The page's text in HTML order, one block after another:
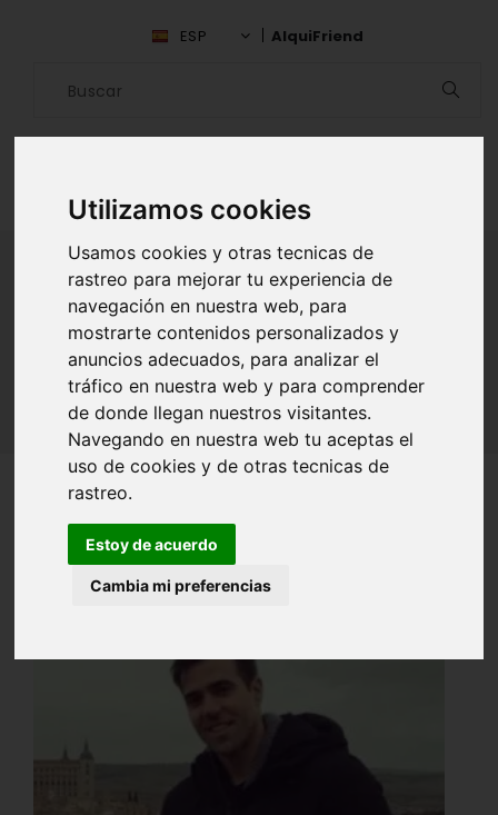
Utilizamos cookies
Usamos cookies y otras tecnicas de
rastreo para mejorar tu experiencia de
navegación en nuestra web, para
mostrarte contenidos personalizados y
anuncios adecuados, para analizar el
tráfico en nuestra web y para comprender
de donde llegan nuestros visitantes.
Navegando en nuestra web tu aceptas el
uso de cookies y de otras tecnicas de
rastreo.
Estoy de acuerdo
Cambia mi preferencias
ESP AlquiFriend
ALQUILAR AMIGO
Inicio Amigos Cádiz Mario Belmonte